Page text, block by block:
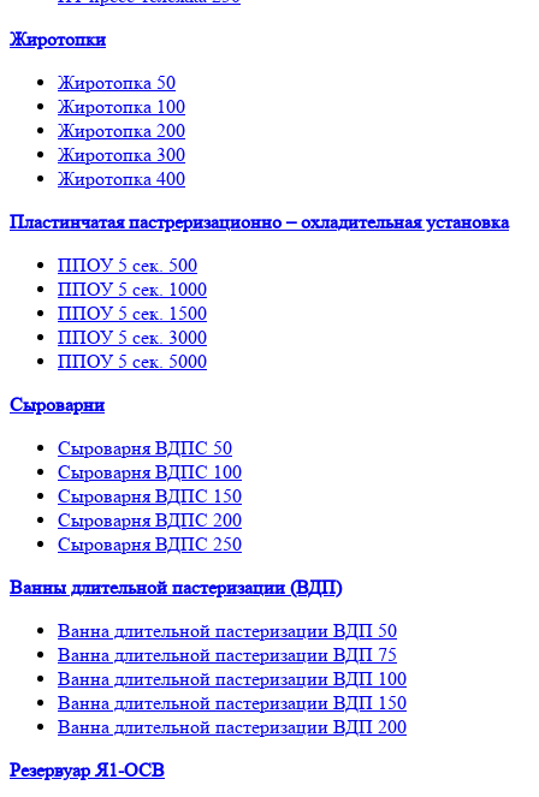
Жиротопки
Жиротопка 50
Жиротопка 100
Жиротопка 200
Жиротопка 300
Жиротопка 400
Пластинчатая пастреризационно – охладительная установка
ППОУ 5 сек. 500
ППОУ 5 сек. 1000
ППОУ 5 сек. 1500
ППОУ 5 сек. 3000
ППОУ 5 сек. 5000
Сыроварни
Сыроварня ВДПС 50
Сыроварня ВДПС 100
Сыроварня ВДПС 150
Сыроварня ВДПС 200
Сыроварня ВДПС 250
Ванны длительной пастеризации (ВДП)
Ванна длительной пастеризации ВДП 50
Ванна длительной пастеризации ВДП 75
Ванна длительной пастеризации ВДП 100
Ванна длительной пастеризации ВДП 150
Ванна длительной пастеризации ВДП 200
Резервуар Я1-ОСВ